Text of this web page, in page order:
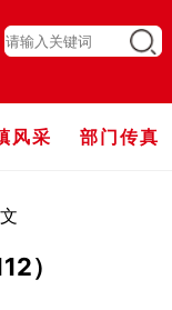
风采 部门传真
）